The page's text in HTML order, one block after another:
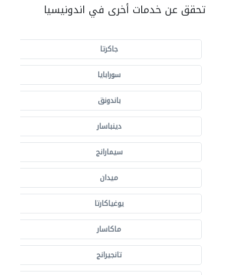
تحقق عن خدمات أخرى في اندونيسيا
جاكرتا
سورابايا
باندونق
دينباسار
سيمارانج
ميدان
يوغياكارتا
ماكاسار
تانجيرانج